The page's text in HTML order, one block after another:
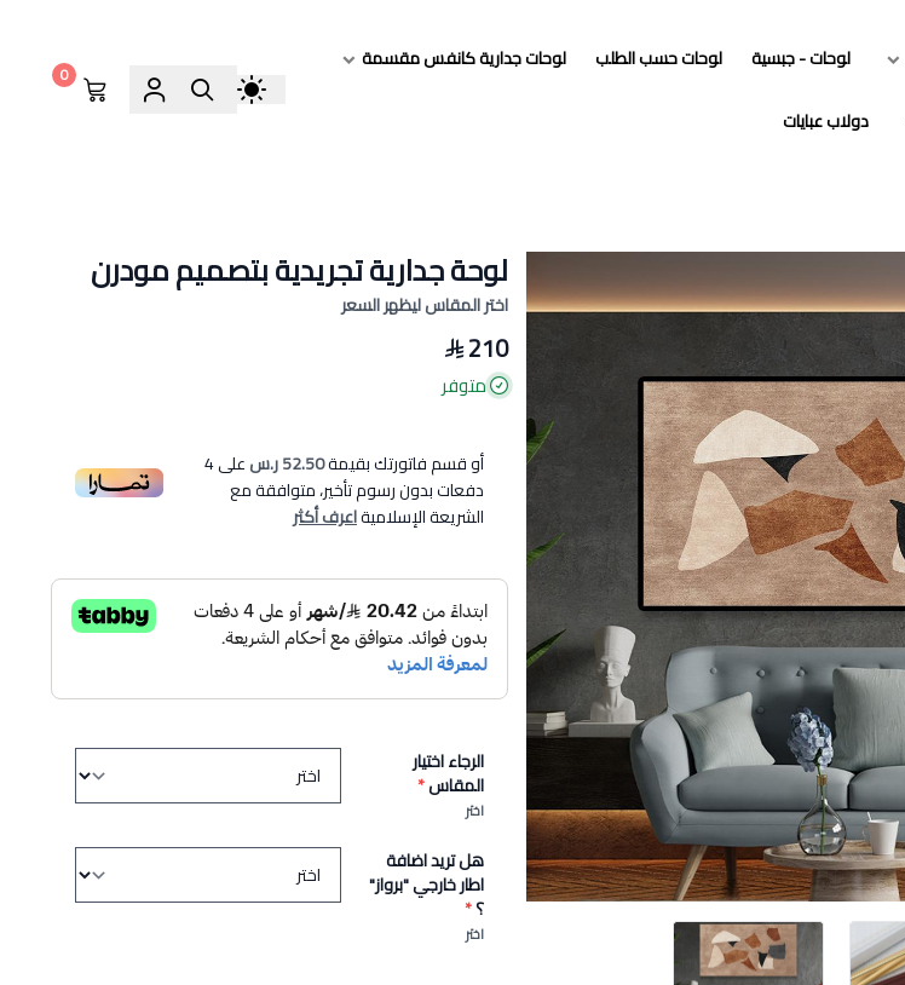
لوحات - جبسية لوحات حسب الطلب
لوحات جدارية كانفس مقسمة
دولاب عبايات
0
لوحة جدارية تجريدية بتصميم مودرن
اختر المقاس ليظهر السعر
210
متوفر
أو قسم فاتورتك بقيمة52.50 ر.س على4
دفعات بدون رسوم تأخير، متوافقة مع
الشريعة الإسلاميةاعرف أكثر
الرجاء اختيار
المقاس*
اختر
هل تريد اضافة
اطار خارجي "برواز"
؟*
اختر